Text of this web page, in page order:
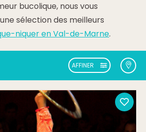
bucolique, nous vous
sélection des meilleurs
niquer en Val-de-Marne.
AFFINER